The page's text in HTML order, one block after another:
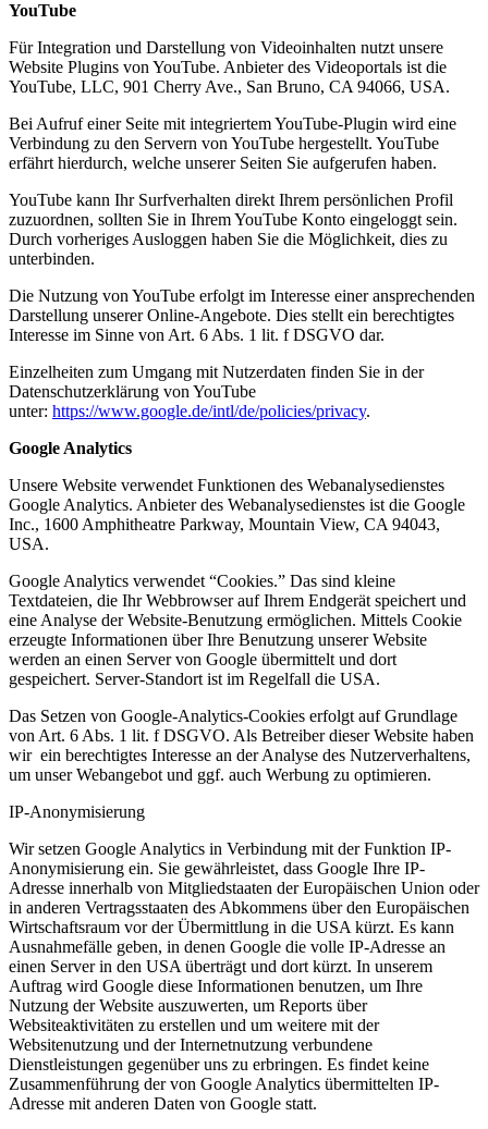
YouTube
Für Integration und Darstellung von Videoinhalten nutzt unsere
Website Plugins von YouTube. Anbieter des Videoportals ist die
YouTube, LLC, 901 Cherry Ave., San Bruno, CA 94066, USA.
Bei Aufruf einer Seite mit integriertem YouTube-Plugin wird eine
Verbindung zu den Servern von YouTube hergestellt. YouTube
erfährt hierdurch, welche unserer Seiten Sie aufgerufen haben.
YouTube kann Ihr Surfverhalten direkt Ihrem persönlichen Profil
zuzuordnen, sollten Sie in Ihrem YouTube Konto eingeloggt sein.
Durch vorheriges Ausloggen haben Sie die Möglichkeit, dies zu
unterbinden.
Die Nutzung von YouTube erfolgt im Interesse einer ansprechenden
Darstellung unserer Online-Angebote. Dies stellt ein berechtigtes
Interesse im Sinne von Art. 6 Abs. 1 lit. f DSGVO dar.
Einzelheiten zum Umgang mit Nutzerdaten finden Sie in der
Datenschutzerklärung von YouTube
unter: https://www.google.de/intl/de/policies/privacy.
Google Analytics
Unsere Website verwendet Funktionen des Webanalysedienstes
Google Analytics. Anbieter des Webanalysedienstes ist die Google
Inc., 1600 Amphitheatre Parkway, Mountain View, CA 94043,
USA.
Google Analytics verwendet “Cookies.” Das sind kleine
Textdateien, die Ihr Webbrowser auf Ihrem Endgerät speichert und
eine Analyse der Website-Benutzung ermöglichen. Mittels Cookie
erzeugte Informationen über Ihre Benutzung unserer Website
werden an einen Server von Google übermittelt und dort
gespeichert. Server-Standort ist im Regelfall die USA.
Das Setzen von Google-Analytics-Cookies erfolgt auf Grundlage
von Art. 6 Abs. 1 lit. f DSGVO. Als Betreiber dieser Website haben
wir ein berechtigtes Interesse an der Analyse des Nutzerverhaltens,
um unser Webangebot und ggf. auch Werbung zu optimieren.
IP-Anonymisierung
Wir setzen Google Analytics in Verbindung mit der Funktion IP-
Anonymisierung ein. Sie gewährleistet, dass Google Ihre IP-
Adresse innerhalb von Mitgliedstaaten der Europäischen Union oder
in anderen Vertragsstaaten des Abkommens über den Europäischen
Wirtschaftsraum vor der Übermittlung in die USA kürzt. Es kann
Ausnahmefälle geben, in denen Google die volle IP-Adresse an
einen Server in den USA überträgt und dort kürzt. In unserem
Auftrag wird Google diese Informationen benutzen, um Ihre
Nutzung der Website auszuwerten, um Reports über
Websiteaktivitäten zu erstellen und um weitere mit der
Websitenutzung und der Internetnutzung verbundene
Dienstleistungen gegenüber uns zu erbringen. Es findet keine
Zusammenführung der von Google Analytics übermittelten IP-
Adresse mit anderen Daten von Google statt.